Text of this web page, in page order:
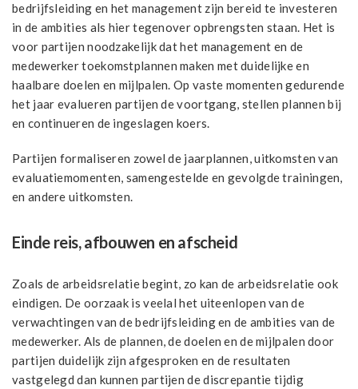
bedrijfsleiding en het management zijn bereid te investeren
in de ambities als hier tegenover opbrengsten staan. Het is
voor partijen noodzakelijk dat het management en de
medewerker toekomstplannen maken met duidelijke en
haalbare doelen en mijlpalen. Op vaste momenten gedurende
het jaar evalueren partijen de voortgang, stellen plannen bij
en continueren de ingeslagen koers.
Partijen formaliseren zowel de jaarplannen, uitkomsten van
evaluatiemomenten, samengestelde en gevolgde trainingen,
en andere uitkomsten.
Einde reis, afbouwen en afscheid
Zoals de arbeidsrelatie begint, zo kan de arbeidsrelatie ook
eindigen. De oorzaak is veelal het uiteenlopen van de
verwachtingen van de bedrijfsleiding en de ambities van de
medewerker. Als de plannen, de doelen en de mijlpalen door
partijen duidelijk zijn afgesproken en de resultaten
vastgelegd dan kunnen partijen de discrepantie tijdig